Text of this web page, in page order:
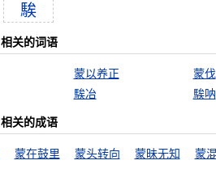
騃
关的词语
蒙以养正 蒙伐
騃冶 騃呐
关的成语
蒙在鼓里 蒙头转向 蒙昧无知 蒙